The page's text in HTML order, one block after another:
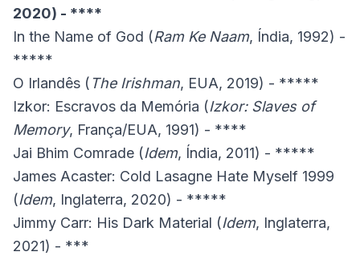
2020) - ****
In the Name of God (Ram Ke Naam, Índia, 1992) -
*****
O Irlandês ( The Irishman, EUA, 2019) - *****
Izkor: Escravos da Memória (Izkor: Slaves of
Memory, França/EUA, 1991) - ****
Jai Bhim Comrade (Idem, Índia, 2011) - *****
James Acaster: Cold Lasagne Hate Myself 1999
(Idem, Inglaterra, 2020) - *****
Jimmy Carr: His Dark Material (Idem, Inglaterra,
2021) - ***